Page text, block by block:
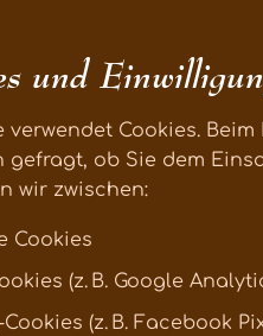
und
verwendet Cookies.
gefragt, ob Sie dem
wir zwischen:
Cookies
(z. B. Google
(z. B. Facebook